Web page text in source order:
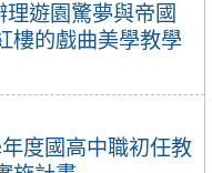
遊園驚夢與帝國
樓的戲曲美學教學
度國高中職初任教